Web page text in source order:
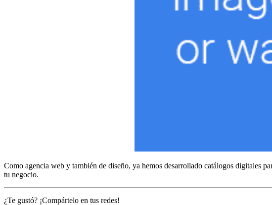
Como agencia web y también de diseño, ya hemos desarrollado catálogos digitales
tu negocio.
¿Te gustó? ¡Compártelo en tus redes!